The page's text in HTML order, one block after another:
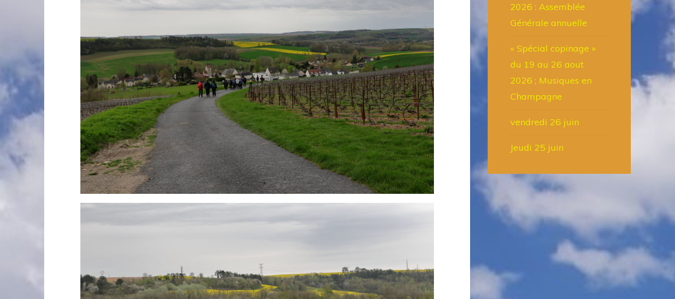
2026 : Assemblée
Générale annuelle
« Spécial copinage »
du 19 au 26 aout
2026 ; Musiques en
Champagne
vendredi 26 juin
Jeudi 25 juin